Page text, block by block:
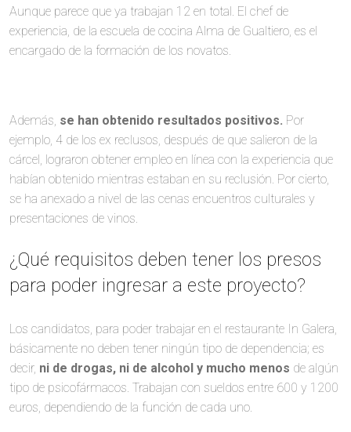
Aunque parece que ya trabajan 12 en total. El chef de
experiencia, de la escuela de cocina Alma de Gualtiero, es el
encargado de la formación de los novatos.
Además, se han obtenido resultados positivos. Por
ejemplo, 4 de los ex reclusos, después de que salieron de la
cárcel, lograron obtener empleo en línea con la experiencia que
habían obtenido mientras estaban en su reclusión. Por cierto,
se ha anexado a nivel de las cenas encuentros culturales y
presentaciones de vinos.
¿Qué requisitos deben tener los presos
para poder ingresar a este proyecto?
Los candidatos, para poder trabajar en el restaurante In Galera,
básicamente no deben tener ningún tipo de dependencia; es
decir, ni de drogas, ni de alcohol y mucho menos de algún
tipo de psicofármacos. Trabajan con sueldos entre 600 y 1200
euros, dependiendo de la función de cada uno.